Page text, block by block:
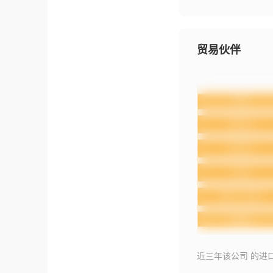
贸易伙伴
近三年该公司 的进